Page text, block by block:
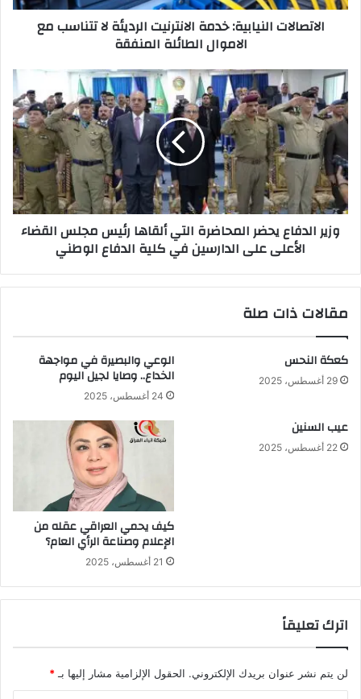
الاموال
الطائلةالاتصالات النيابية: خدمة الانترنيت الرديئة لا تتناسب مع
الاموال الطائلة المنفقة
وزير
الدفاع
يحضر
المحاضرة
التي
ألقاها
رئيس
مجلس
القضاء
الأعلى
الدفاع
وزير الدفاع يحضر المحاضرة التي ألقاها رئيس مجلس القضاء
الأعلى على الدارسين في كلية الدفاع الوطني
مقالات ذات صلة
كعكة النحس
29 أغسطس، 2025
الوعي والبصيرة في مواجهة
الخداع.. وصايا لجيل اليوم
24 أغسطس، 2025
عيب السنين
22 أغسطس، 2025
كيف يحمي العراقي عقله من
الإعلام وصناعة الرأي العام؟
21 أغسطس، 2025
اترك تعليقاً
لن يتم نشر عنوان بريدك الإلكتروني. الحقول الإلزامية مشار إليها بـ *